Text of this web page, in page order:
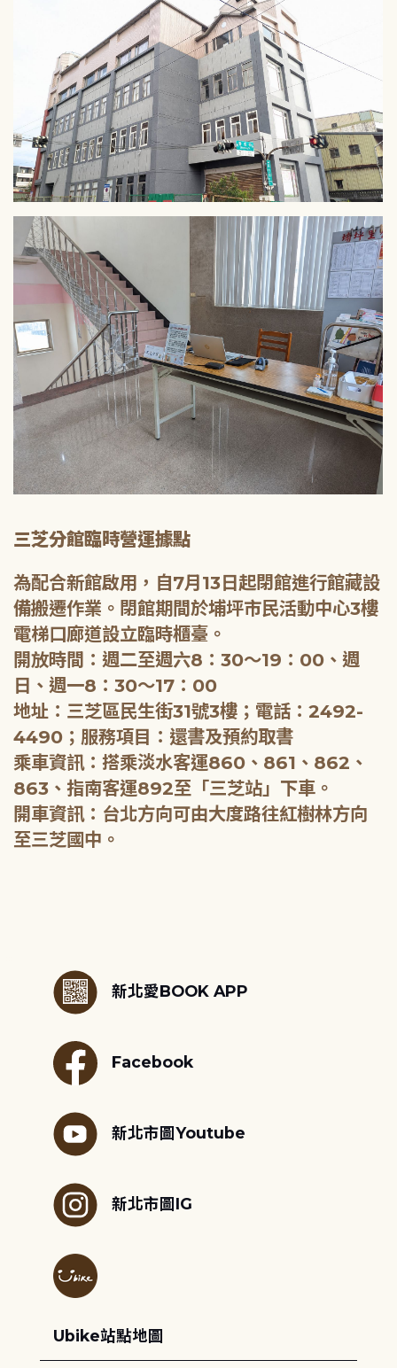
三芝分館臨時營運據點
為配合新館啟用，自7月13日起閉館進行館藏設
備搬遷作業。閉館期間於埔坪市民活動中心3樓
電梯口廊道設立臨時櫃臺。
開放時間：週二至週六8：30～19：00、週
日、週一8：30～17：00
地址：三芝區民生街31號3樓；電話：2492-
4490；服務項目：還書及預約取書
乘車資訊：搭乘淡水客運860、861、862、
863、指南客運892至「三芝站」下車。
開車資訊：台北方向可由大度路往紅樹林方向
至三芝國中。
新北愛BOOK APP
Facebook
新北市圖Youtube
新北市圖IG
Ubike站點地圖